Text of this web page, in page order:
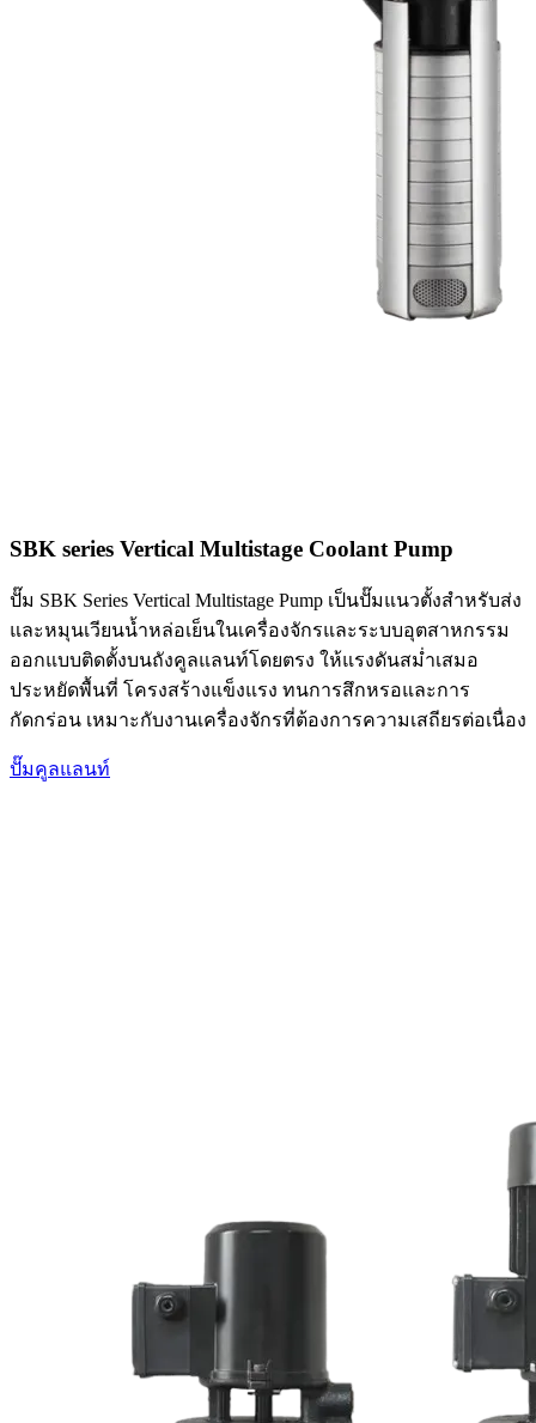
SBK series Vertical Multistage Coolant Pump
ปั๊ม SBK Series Vertical Multistage Pump เป็นปั๊มแนวตั้งสำหรับส่ง
และหมุนเวียนน้ำหล่อเย็นในเครื่องจักรและระบบอุตสาหกรรม
ออกแบบติดตั้งบนถังคูลแลนท์โดยตรง ให้แรงดันสม่ำเสมอ
ประหยัดพื้นที่ โครงสร้างแข็งแรง ทนการสึกหรอและการ
กัดกร่อน เหมาะกับงานเครื่องจักรที่ต้องการความเสถียรต่อเนื่อง
ปั๊มคูลแลนท์